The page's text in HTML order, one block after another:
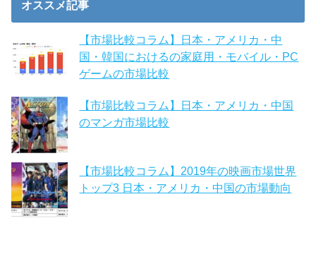
オススメ記事
【市場比較コラム】日本・アメリカ・中
国・韓国におけるの家庭用・モバイル・PC
ゲームの市場比較
【市場比較コラム】日本・アメリカ・中国
のマンガ市場比較
【市場比較コラム】2019年の映画市場世界
トップ3 日本・アメリカ・中国の市場動向